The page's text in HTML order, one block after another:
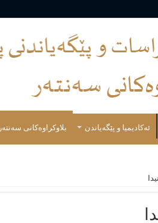
ئەكادیمیا و پێگەیاندن بلاوكراوەكانی سەنتەر